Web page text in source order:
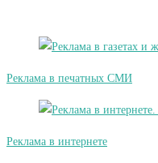
Реклама в печатных СМИ
Реклама в интернете